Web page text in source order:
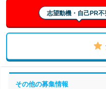
志望動機・自己PR不
その他の募集情報